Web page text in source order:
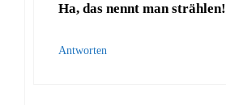
Ha, das nennt man strählen!
Antworten